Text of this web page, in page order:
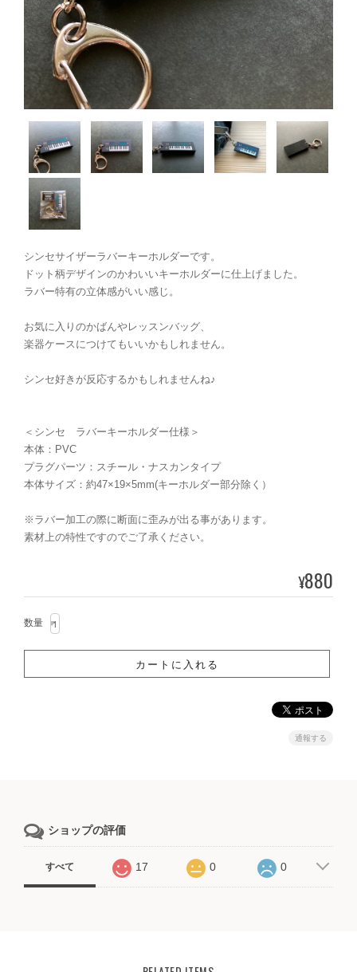
シンセサイザーラバーキーホルダーです。
ドット柄デザインのかわいいキーホルダーに仕上げました。
ラバー特有の立体感がいい感じ。
お気に入りのかばんやレッスンバッグ、
楽器ケースにつけてもいいかもしれません。
シンセ好きが反応するかもしれませんね♪
＜シンセ ラバーキーホルダー仕様＞
本体：PVC
プラグパーツ：スチール・ナスカンタイプ
本体サイズ：約47×19×5mm(キーホルダー部分除く）
※ラバー加工の際に断面に歪みが出る事があります。
素材上の特性ですのでご了承ください。
¥880
数量
通報する
ショップの評価
すべて 17 0 0